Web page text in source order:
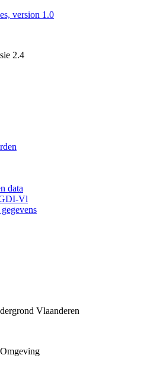
version 1.0
2.4
data
Vl
Vlaanderen